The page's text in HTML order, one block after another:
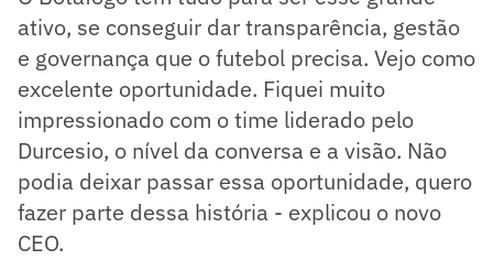
ativo, se conseguir dar transparência, gestão
e governança que o futebol precisa. Vejo como
excelente oportunidade. Fiquei muito
impressionado com o time liderado pelo
Durcesio, o nível da conversa e a visão. Não
podia deixar passar essa oportunidade, quero
fazer parte dessa história - explicou o novo
CEO.